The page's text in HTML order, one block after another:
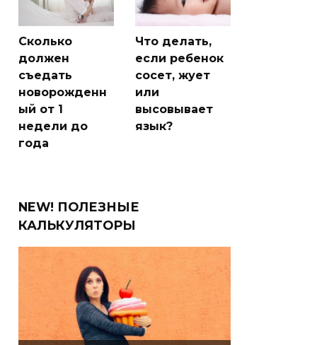
Сколько
должен
съедать
новорожденн
ый от 1
недели до
года
Что делать,
если ребенок
сосет, жует
или
высовывает
язык?
NEW! ПОЛЕЗНЫЕ
КАЛЬКУЛЯТОРЫ